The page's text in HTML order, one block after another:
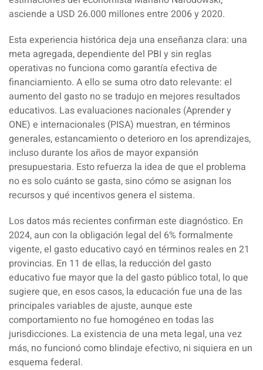
asciende a USD 26.000 millones entre 2006 y 2020.
Esta experiencia histórica deja una enseñanza clara: una
meta agregada, dependiente del PBI y sin reglas
operativas no funciona como garantía efectiva de
financiamiento. A ello se suma otro dato relevante: el
aumento del gasto no se tradujo en mejores resultados
educativos. Las evaluaciones nacionales (Aprender y
ONE) e internacionales (PISA) muestran, en términos
generales, estancamiento o deterioro en los aprendizajes,
incluso durante los años de mayor expansión
presupuestaria. Esto refuerza la idea de que el problema
no es solo cuánto se gasta, sino cómo se asignan los
recursos y qué incentivos genera el sistema.
Los datos más recientes confirman este diagnóstico. En
2024, aun con la obligación legal del 6% formalmente
vigente, el gasto educativo cayó en términos reales en 21
provincias. En 11 de ellas, la reducción del gasto
educativo fue mayor que la del gasto público total, lo que
sugiere que, en esos casos, la educación fue una de las
principales variables de ajuste, aunque este
comportamiento no fue homogéneo en todas las
jurisdicciones. La existencia de una meta legal, una vez
más, no funcionó como blindaje efectivo, ni siquiera en un
esquema federal.